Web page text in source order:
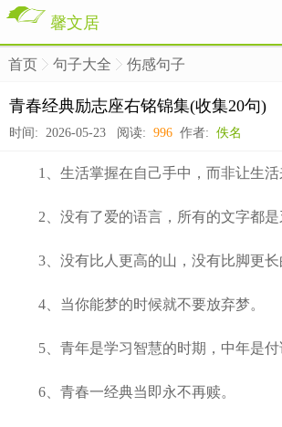
馨文居
首页 句子大全 伤感句子
青春经典励志座右铭锦集(收集20句)
时间: 2026-05-23 阅读: 996 作者: 佚名
1、生活掌握在自己手中，而非让生活
2、没有了爱的语言，所有的文字都是
3、没有比人更高的山，没有比脚更长
4、当你能梦的时候就不要放弃梦。
5、青年是学习智慧的时期，中年是付
6、青春一经典当即永不再赎。